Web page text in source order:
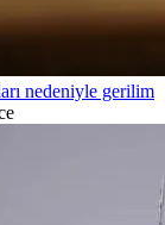
nedeniyle gerilim